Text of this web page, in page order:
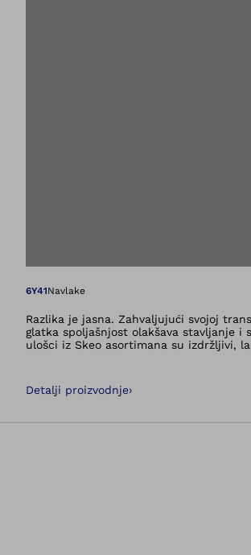
Otvara
6Y41Navlake
Razlika je jasna. Zahvaljujući svojoj
glatka spoljašnjost olakšava stavljanje i
ulošci iz Skeo asortimana su izdržljivi,
Detalji proizvodnje›